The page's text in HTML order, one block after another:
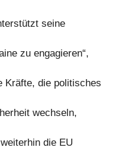
seine
zu engagieren“,
Kräfte, die politisches
wechseln,
die EU